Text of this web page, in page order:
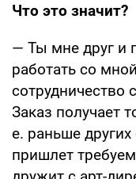
Что это значит?
— Ты мне друг и
работать со
сотрудничество
Заказ получает
е. раньше
пришлет